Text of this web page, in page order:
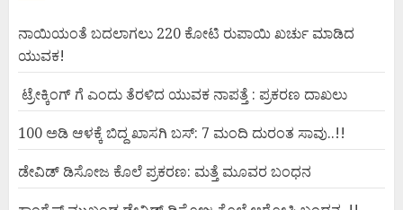
ನಾಯಿಯಂತೆ ಬದಲಾಗಲು 220 ಕೋಟಿ ರುಪಾಯಿ ಖರ್ಚು ಮಾಡಿದ
ಯುವಕ!
ಟ್ರೇಕ್ಕಿಂಗ್ ಗೆ ಎಂದು ತೆರಳಿದ ಯುವಕ ನಾಪತ್ತೆ : ಪ್ರಕರಣ ದಾಖಲು
100 ಅಡಿ ಆಳಕ್ಕೆ ಬಿದ್ದ ಖಾಸಗಿ ಬಸ್: 7 ಮಂದಿ ದುರಂತ ಸಾವು..!!
ಡೇವಿಡ್ ಡಿಸೋಜ ಕೊಲೆ ಪ್ರಕರಣ: ಮತ್ತೆ ಮೂವರ ಬಂಧನ